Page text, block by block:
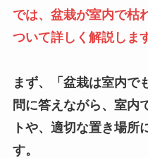
では、盆栽が室内で枯
ついて詳しく解説しま
まず、「盆栽は室内で
問に答えながら、室内
トや、適切な置き場所
す。